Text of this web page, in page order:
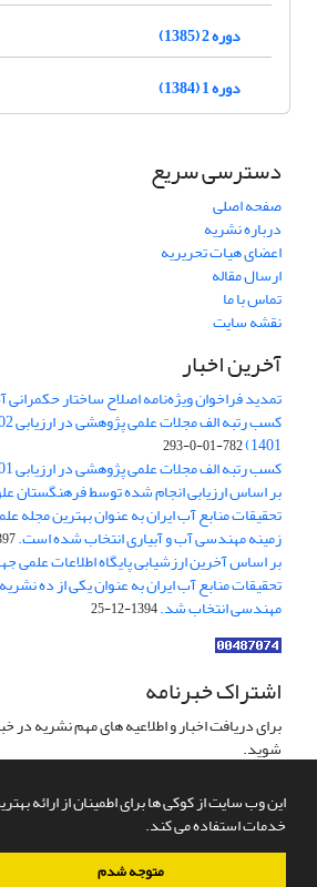
این وب سایت از کوکی ها برای اطمینان از ارائه
خدمات استفاده می کند.
متوجه شدم
دوره 2 (1385)
دوره 1 (1384)
دسترسی سریع
صفحه اصلی
درباره نشریه
اعضای هیات تحریریه
ارسال مقاله
تماس با ما
نقشه سایت
آخرین اخبار
تمدید فراخوان ویژه‌نامه اصلاح ساختار
1401)
782-01-0-293
کسب رتبه الف مجلات علمی پژوهشی در ارزیابی 1401
تحقیقات منابع آب ایران به عنوان بهترین
زمینه مهندسی آب و آبیاری انتخاب شده است.01
بر اساس آخرین ارزشیابی پایگاه اطلاعات علمی
تحقیقات منابع آب ایران به عنوان یکی از ده
مهندسی انتخاب شد.1394-12-25
اشتراک خبرنامه
برای دریافت اخبار و اطلاعیه های مهم نشریه
شوید.